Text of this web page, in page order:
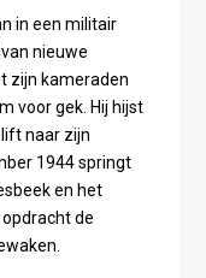
in een militair
nieuwe
zijn kameraden
voor gek. Hij hijst
naar zijn
1944 springt
en het
de